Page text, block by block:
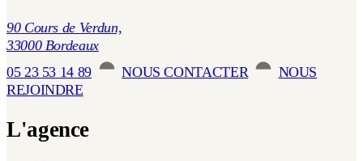
90 Cours de Verdun,
33000 Bordeaux
05 23 53 14 89
NOUS CONTACTER
NOUS
REJOINDRE
L'agence